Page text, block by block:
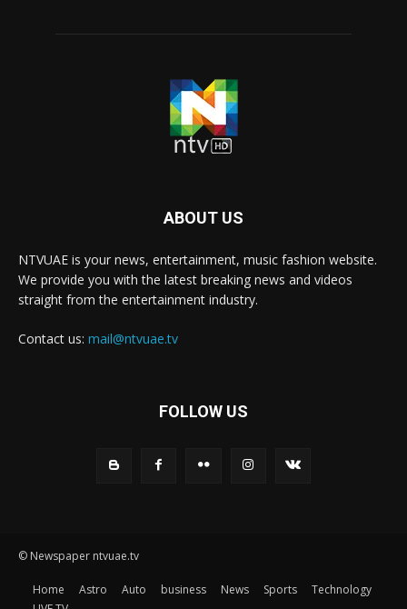
ABOUT US
NTVUAE is your news, entertainment, music fashion website.
We provide you with the latest breaking news and videos
straight from the entertainment industry.
Contact us: mail@ntvuae.tv
FOLLOW US
© Newspaper ntvuae.tv
Home Astro Auto business News Sports
Technology